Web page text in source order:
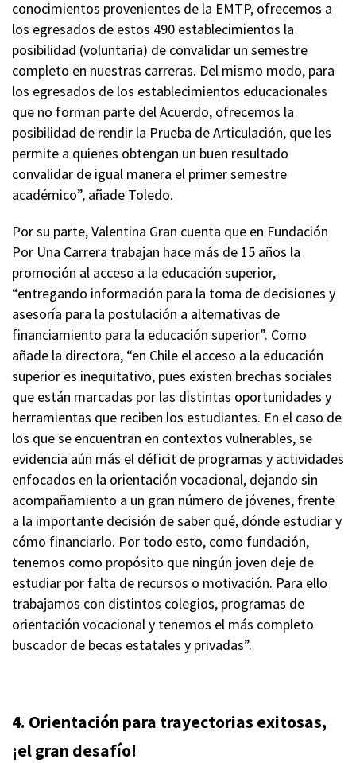
conocimientos provenientes de la EMTP, ofrecemos a
los egresados de estos 490 establecimientos la
posibilidad (voluntaria) de convalidar un semestre
completo en nuestras carreras. Del mismo modo, para
los egresados de los establecimientos educacionales
que no forman parte del Acuerdo, ofrecemos la
posibilidad de rendir la Prueba de Articulación, que les
permite a quienes obtengan un buen resultado
convalidar de igual manera el primer semestre
académico”, añade Toledo.
Por su parte, Valentina Gran cuenta que en Fundación
Por Una Carrera trabajan hace más de 15 años la
promoción al acceso a la educación superior,
“entregando información para la toma de decisiones y
asesoría para la postulación a alternativas de
financiamiento para la educación superior”. Como
añade la directora, “en Chile el acceso a la educación
superior es inequitativo, pues existen brechas sociales
que están marcadas por las distintas oportunidades y
herramientas que reciben los estudiantes. En el caso de
los que se encuentran en contextos vulnerables, se
evidencia aún más el déficit de programas y actividades
enfocados en la orientación vocacional, dejando sin
acompañamiento a un gran número de jóvenes, frente
a la importante decisión de saber qué, dónde estudiar y
cómo financiarlo. Por todo esto, como fundación,
tenemos como propósito que ningún joven deje de
estudiar por falta de recursos o motivación. Para ello
trabajamos con distintos colegios, programas de
orientación vocacional y tenemos el más completo
buscador de becas estatales y privadas”.
4. Orientación para trayectorias exitosas,
¡el gran desafío!